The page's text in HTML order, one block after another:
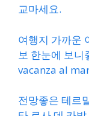
교마세요.
여행지 가까운
보 한눈에 보
vacanza al
전망좋은 테르